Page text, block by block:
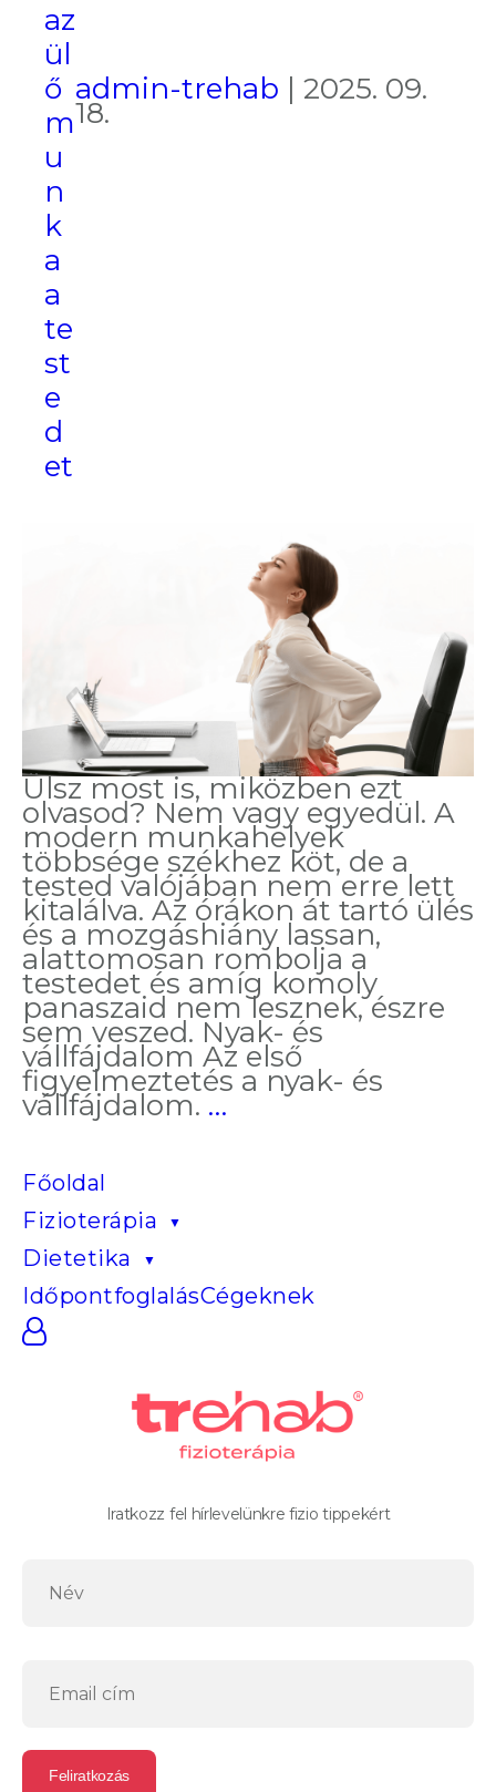
az
ül
ő
m
u
n
k
a
a
te
st
e
d
et
admin-trehab | 2025. 09.
18.
Ülsz most is, miközben ezt
olvasod? Nem vagy egyedül. A
modern munkahelyek
többsége székhez köt, de a
tested valójában nem erre lett
kitalálva. Az órákon át tartó ülés
és a mozgáshiány lassan,
alattomosan rombolja a
testedet és amíg komoly
panaszaid nem lesznek, észre
sem veszed. Nyak- és
vállfájdalom Az első
figyelmeztetés a nyak- és
vállfájdalom. …
Főoldal
Fizioterápia
Dietetika
IdőpontfoglalásCégeknek
Iratkozz fel hírlevelünkre fizio tippekért